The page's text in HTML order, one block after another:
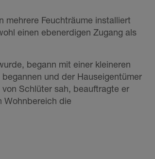
mehrere Feuchträume installiert
einen ebenerdigen Zugang als
begann mit einer kleineren
und der Hauseigentümer
Schlüter sah, beauftragte er
Wohnbereich die